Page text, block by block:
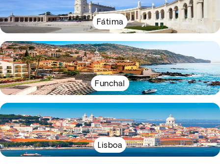
Fátima
Funchal
Lisboa